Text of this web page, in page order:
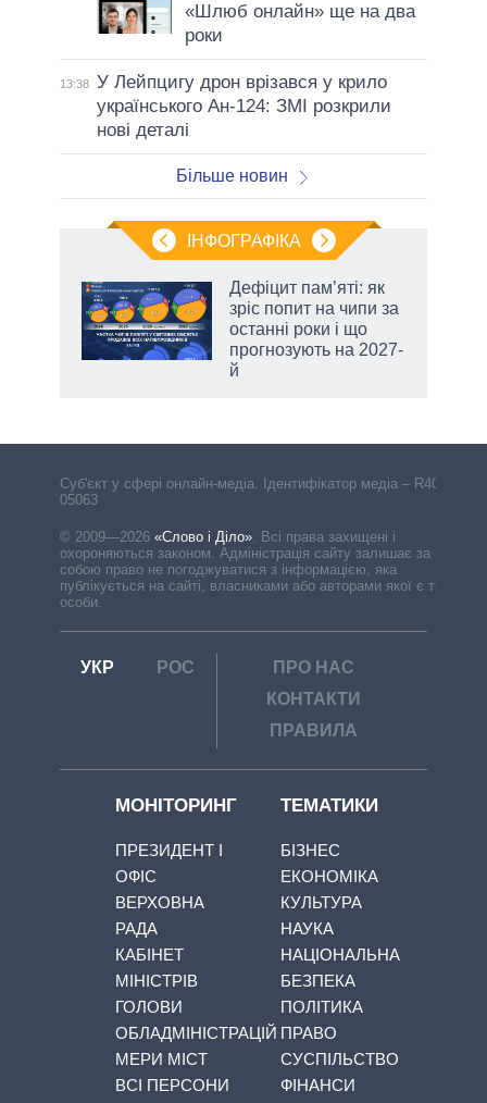
«Шлюб онлайн» ще на два
роки
13:38 У Лейпцигу дрон врізався у крило
українського Ан-124: ЗМІ розкрили
нові деталі
Більше новин
ІНФОГРАФІКА
Дефіцит пам’яті: як
зріс попит на чипи за
останні роки і що
прогнозують на 2027-
й
Cуб'єкт у сфері онлайн-медіа. Ідентифікатор медіа – R40-
05063
© 2009—2026 «Слово і Діло». Всі права захищені і
охороняються законом. Адміністрація сайту залишає за
собою право не погоджуватися з інформацією, яка
публікується на сайті, власниками або авторами якої є треті
особи.
УКР РОС
ПРО НАС
КОНТАКТИ
ПРАВИЛА
МОНІТОРИНГ
ПРЕЗИДЕНТ І
ОФІС
ВЕРХОВНА
РАДА
КАБІНЕТ
МІНІСТРІВ
ГОЛОВИ
ОБЛАДМІНІСТРАЦІЙ
МЕРИ МІСТ
ВСІ ПЕРСОНИ
ТЕМАТИКИ
БІЗНЕС
ЕКОНОМІКА
КУЛЬТУРА
НАУКА
НАЦІОНАЛЬНА
БЕЗПЕКА
ПОЛІТИКА
ПРАВО
СУСПІЛЬСТВО
ФІНАНСИ